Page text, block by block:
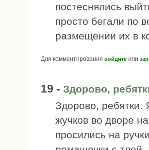
постеснялись
просто бегали по
размещении их в
Для комментирования войдите или
19 - Здорово,
Здорово, ребятки.
жучков во дворе
просились на